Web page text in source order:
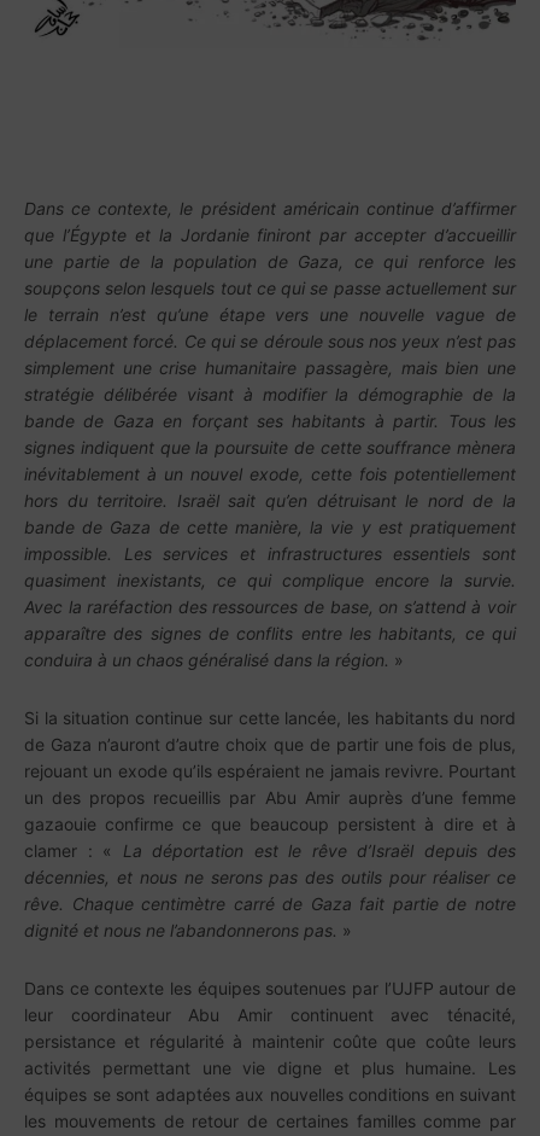
Dans ce contexte, le président américain continue d’affirmer
que l’Égypte et la Jordanie finiront par accepter d’accueillir
une partie de la population de Gaza, ce qui renforce les
soupçons selon lesquels tout ce qui se passe actuellement sur
le terrain n’est qu’une étape vers une nouvelle vague de
déplacement forcé. Ce qui se déroule sous nos yeux n’est pas
simplement une crise humanitaire passagère, mais bien une
stratégie délibérée visant à modifier la démographie de la
bande de Gaza en forçant ses habitants à partir. Tous les
signes indiquent que la poursuite de cette souffrance mènera
inévitablement à un nouvel exode, cette fois potentiellement
hors du territoire. Israël sait qu’en détruisant le nord de la
bande de Gaza de cette manière, la vie y est pratiquement
impossible. Les services et infrastructures essentiels sont
quasiment inexistants, ce qui complique encore la survie.
Avec la raréfaction des ressources de base, on s’attend à voir
apparaître des signes de conflits entre les habitants, ce qui
conduira à un chaos généralisé dans la région. »
Si la situation continue sur cette lancée, les habitants du nord
de Gaza n’auront d’autre choix que de partir une fois de plus,
rejouant un exode qu’ils espéraient ne jamais revivre. Pourtant
un des propos recueillis par Abu Amir auprès d’une femme
gazaouie confirme ce que beaucoup persistent à dire et à
clamer : «
La déportation est le rêve d’Israël depuis des
décennies, et nous ne serons pas des outils pour réaliser ce
rêve. Chaque centimètre carré de Gaza fait partie de notre
dignité et nous ne l’abandonnerons pas. »
Dans ce contexte les équipes soutenues par l’UJFP autour de
leur coordinateur Abu Amir continuent avec ténacité,
persistance et régularité à maintenir coûte que coûte leurs
activités permettant une vie digne et plus humaine. Les
équipes se sont adaptées aux nouvelles conditions en suivant
les mouvements de retour de certaines familles comme par